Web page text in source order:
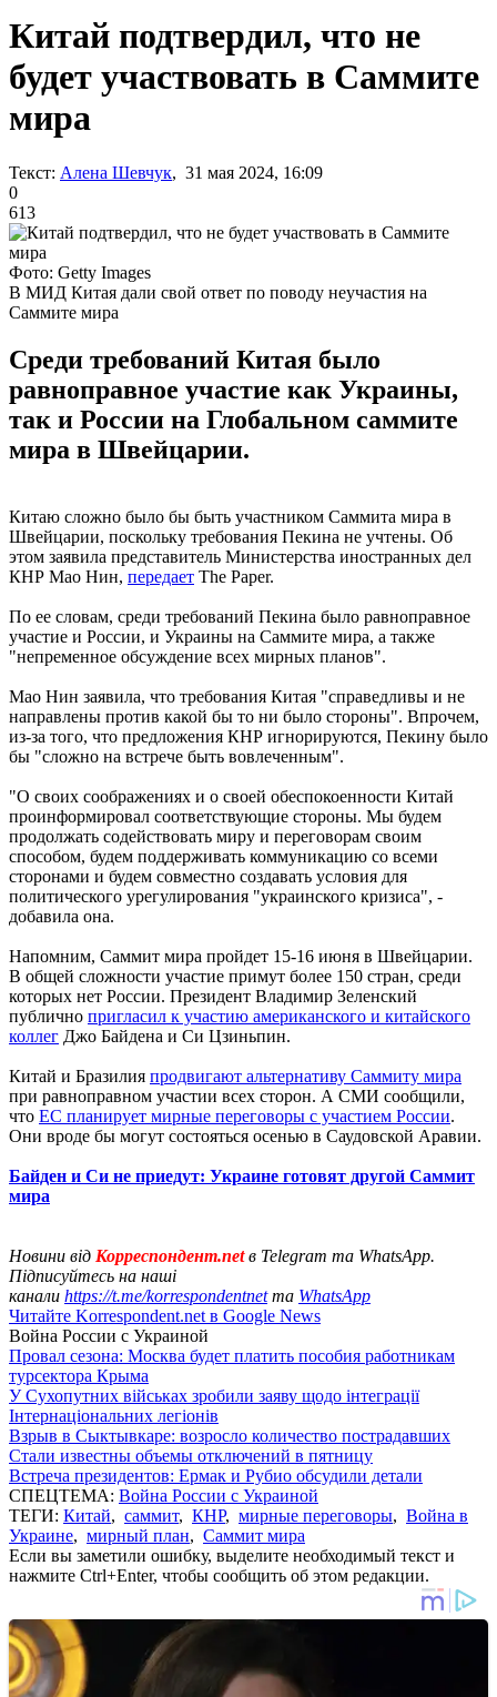
Китай подтвердил, что не
будет участвовать в Саммите
мира
Текст: Алена Шевчук, 31 мая 2024, 16:09
0
613
Фото: Getty Images
В МИД Китая дали свой ответ по поводу неучастия на
Саммите мира
Среди требований Китая было
равноправное участие как Украины,
так и России на Глобальном саммите
мира в Швейцарии.
Китаю сложно было бы быть участником Саммита мира в
Швейцарии, поскольку требования Пекина не учтены. Об
этом заявила представитель Министерства иностранных дел
КНР Мао Нин, передает The Paper.
По ее словам, среди требований Пекина было равноправное
участие и России, и Украины на Саммите мира, а также
"непременное обсуждение всех мирных планов".
Мао Нин заявила, что требования Китая "справедливы и не
направлены против какой бы то ни было стороны". Впрочем,
из-за того, что предложения КНР игнорируются, Пекину было
бы "сложно на встрече быть вовлеченным".
"О своих соображениях и о своей обеспокоенности Китай
проинформировал соответствующие стороны. Мы будем
продолжать содействовать миру и переговорам своим
способом, будем поддерживать коммуникацию со всеми
сторонами и будем совместно создавать условия для
политического урегулирования "украинского кризиса", -
добавила она.
Напомним, Саммит мира пройдет 15-16 июня в Швейцарии.
В общей сложности участие примут более 150 стран, среди
которых нет России. Президент Владимир Зеленский
публично пригласил к участию американского и китайского
коллег Джо Байдена и Си Цзиньпин.
Китай и Бразилия продвигают альтернативу Саммиту мира
при равноправном участии всех сторон. А СМИ сообщили,
что ЕС планирует мирные переговоры с участием России.
Они вроде бы могут состояться осенью в Саудовской Аравии.
Байден и Си не приедут: Украине готовят другой Саммит
мира
Новини від Корреспондент.netв Telegram та WhatsApp.
Підписуйтесь на наші
канали https://t.me/korrespondentnetта WhatsApp
Читайте Korrespondent.net в Google News
Война России с Украиной
Провал сезона: Москва будет платить пособия работникам
турсектора Крыма
У Сухопутних військах зробили заяву щодо інтеграції
Інтернаціональних легіонів
Взрыв в Сыктывкаре: возросло количество пострадавших
Стали известны объемы отключений в пятницу
Встреча президентов: Ермак и Рубио обсудили детали
СПЕЦТЕМА: Война России с Украиной
ТЕГИ: Китай, саммит, КНР, мирные переговоры, Война в
Украине, мирный план, Саммит мира
Если вы заметили ошибку, выделите необходимый текст и
нажмите Ctrl+Enter, чтобы сообщить об этом редакции.